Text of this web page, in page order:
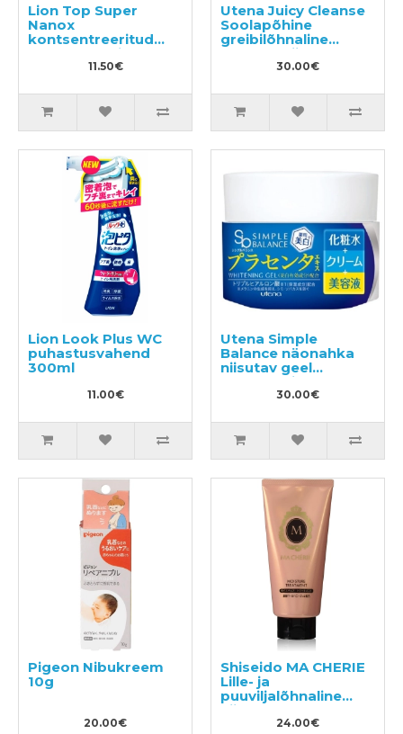
Lion Top Super
Nanox
kontsentreeritud
pesu pesemisgeel
11.50€
Utena Juicy Cleanse
Soolapõhine
greibilõhnaline
kehakoorija 300g
30.00€
Lion Look Plus WC
puhastusvahend
300ml
11.00€
Utena Simple
Balance näonahka
niisutav geel
nahatooni
ühtlustava toimega
30.00€
Pigeon Nibukreem
10g
20.00€
Shiseido MA CHERIE
Lille- ja
puuviljalõhnaline
niisutav
juuksepalsam 180g
24.00€